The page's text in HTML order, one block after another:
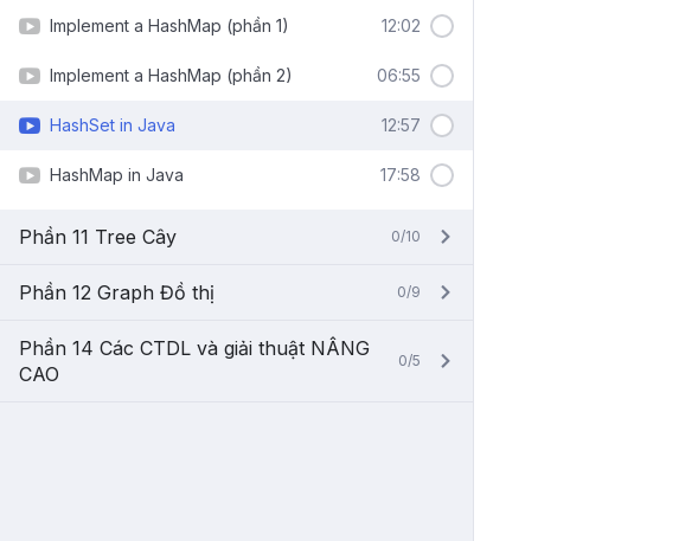
Implement a HashMap (phần 1) 12:02
Implement a HashMap (phần 2) 06:55
HashSet in Java 12:57
HashMap in Java 17:58
Phần 11 Tree Cây 0/10
Phần 12 Graph Đồ thị 0/9
Phần 14 Các CTDL và giải thuật NÂNG
CAO
0/5